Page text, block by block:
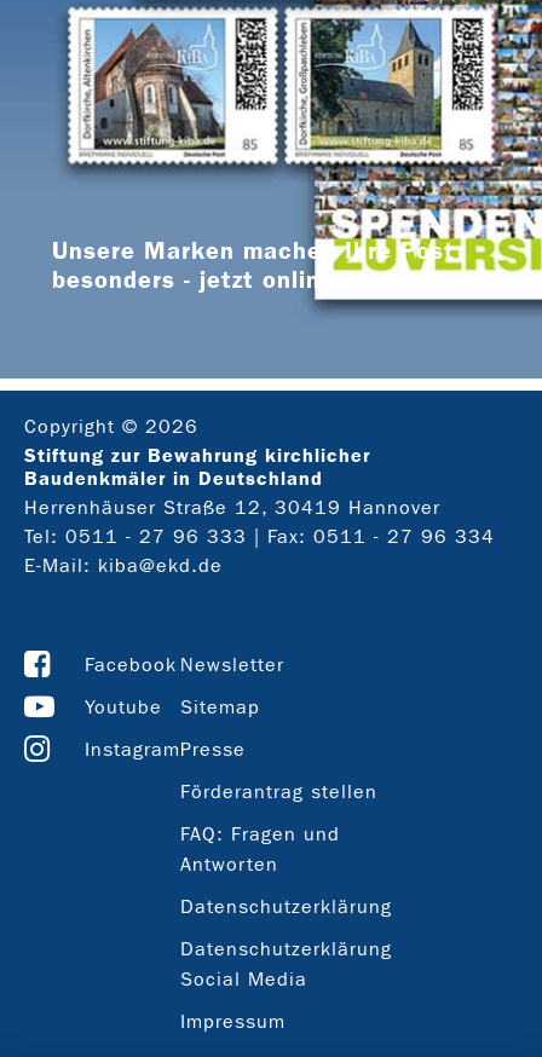
Unsere Marken machen Ihre Post
besonders - jetzt online bestellen
Copyright © 2026
Stiftung zur Bewahrung kirchlicher
Baudenkmäler in Deutschland
Herrenhäuser Straße 12, 30419 Hannover
Tel: 0511 - 27 96 333
| Fax: 0511 - 27 96 334
E-Mail: kiba@ekd.de
Facebook
Youtube
Instagram
Newsletter
Sitemap
Presse
Förderantrag stellen
FAQ: Fragen und
Antworten
Datenschutzerklärung
Datenschutzerklärung
Social Media
Impressum